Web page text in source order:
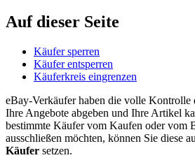
Auf dieser Seite
Käufer sperren
Käufer entsperren
Käuferkreis eingrenzen
eBay-Verkäufer haben die volle Kontrolle
Ihre Angebote abgeben und Ihre Artikel
bestimmte Käufer vom Kaufen oder vom
ausschließen möchten, können Sie diese
Käufer setzen.